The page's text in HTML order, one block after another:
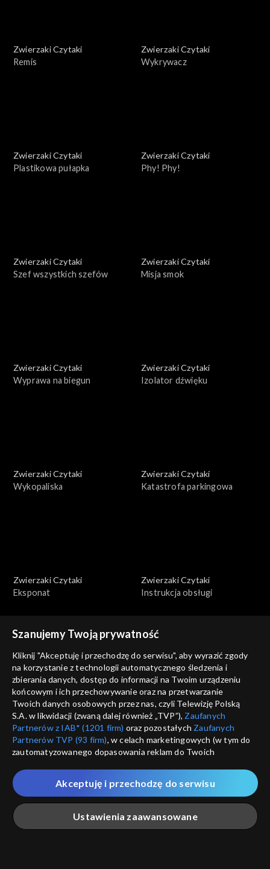
Zwierzaki Czytaki
Remis
Zwierzaki Czytaki
Wykrywacz
Zwierzaki Czytaki
Plastikowa pułapka
Zwierzaki Czytaki
Phy! Phy!
Zwierzaki Czytaki
Szef wszystkich szefów
Zwierzaki Czytaki
Misja smok
Zwierzaki Czytaki
Wyprawa na biegun
Zwierzaki Czytaki
Izolator dźwięku
Zwierzaki Czytaki
Wykopaliska
Zwierzaki Czytaki
Katastrofa parkingowa
Zwierzaki Czytaki
Eksponat
Zwierzaki Czytaki
Instrukcja obsługi
Zwierzaki Czytaki
Idealny motywator
Zwierzaki Czytaki
Kącik kulinarny
Zwierzaki Czytaki
Podziemna atrakcja
turystyczna
Zwierzaki Czytaki
Łamigłówka
Szanujemy Twoją prywatność
Kliknij "Akceptuję i przechodzę do serwisu", aby wyrazić zgody
na korzystanie z technologii automatycznego śledzenia i
zbierania danych, dostęp do informacji na Twoim urządzeniu
końcowym i ich przechowywanie oraz na przetwarzanie
Twoich danych osobowych przez nas, czyli Telewizję Polską
S.A. w likwidacji (zwaną dalej również „TVP”), Zaufanych
Partnerów z IAB* (1201 firm) oraz pozostałych Zaufanych
Partnerów TVP (93 firm), w celach marketingowych (w tym do
zautomatyzowanego dopasowania reklam do Twoich
które wskazujemy poniżej, a także zgody na udostępnianie
przez nas identyfikatora PPID do Google.
Twoje dane osobowe zbierane podczas odwiedzania przez
Ciebie naszych
poszczególnych serwisówzwanych dalej
„Portalem”, w tym informacje zapisywane za pomocą
Ustawienia zaawansowane
Akceptuję i przechodzę do serwisu